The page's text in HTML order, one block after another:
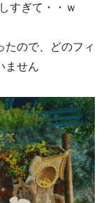
すぎて・・ｗ
たので、どのフィ
ません